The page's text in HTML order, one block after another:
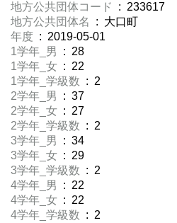
地方公共団体コード
: 233617
地方公共団体名
: 大口町
年度 : 2019-05-01
1学年_男
: 28
1学年_女 : 22
1学年_学級数 : 2
2学年_男
: 37
2学年_女 : 27
2学年_学級数 : 2
3学年_男
: 34
3学年_女 : 29
3学年_学級数 : 2
4学年_男
: 22
4学年_女 : 22
4学年_学級数 : 2